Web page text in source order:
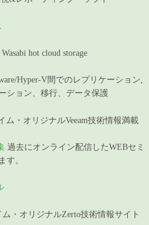
Wasabi hot cloud storage
Hyper-V間でのレプリケーション,
ション、移行、データ保護
ム・オリジナルVeeam技術情報満載
過去にオンライン配信したWEBセミ
す。
ム・オリジナルZerto技術情報サイト